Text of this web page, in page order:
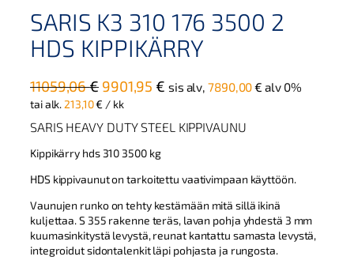
SARIS K3 310 176 3500 2
HDS KIPPIKÄRRY
11059,06€ A
l
k
e
r
ä
i
9901,95 € N
k
n
e
n
h
sis alv,7890,00€ alv 0%
tai alk. 213,10€ / kk
SARIS HEAVY DUTY STEEL KIPPIVAUNU
Kippikärry hds 310 3500 kg
HDS kippivaunut on tarkoitettu vaativimpaan käyttöön.
Vaunujen runko on tehty kestämään mitä sillä ikinä
kuljettaa. S 355 rakenne teräs, lavan pohja yhdestä 3 mm
kuumasinkitystä levystä, reunat kantattu samasta levystä,
integroidut sidontalenkit läpi pohjasta ja rungosta.